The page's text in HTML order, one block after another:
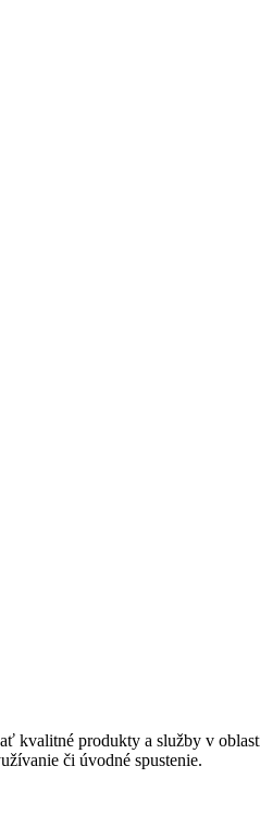
produkty a služby v
či úvodné spustenie.